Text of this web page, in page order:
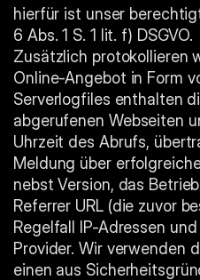
hierfür ist unser
6 Abs. 1 S. 1 lit. f) DSGVO.
Zusätzlich protokollieren
Online-Angebot in Form
Serverlogfiles enthalten
abgerufenen Webseiten
Uhrzeit des Abrufs,
Meldung über
nebst Version, das
Referrer URL (die zuvor
Regelfall IP-Adressen
Provider. Wir verwenden
einen aus